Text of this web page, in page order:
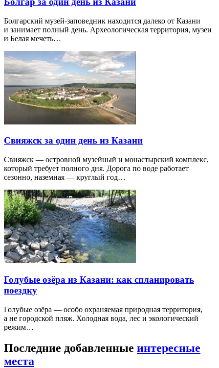
Болгарский музей-заповедник находится далеко от Казани
и занимает полный день. Археологическая территория, музеи
и Белая мечеть…
Свияжск за один день из Казани
Свияжск — островной музейный и монастырский комплекс,
который требует полного дня. Дорога по воде работает
сезонно, наземная — круглый год…
Голубые озёра из Казани: как спланировать
поездку
Голубые озёра — особо охраняемая природная территория,
а не городской пляж. Холодная вода, лес и экологический
режим…
Последние добавленные интересные
места